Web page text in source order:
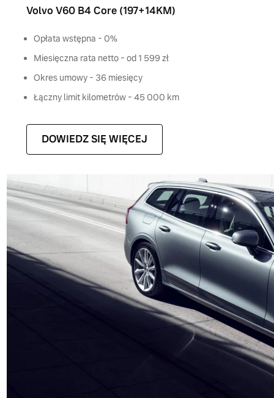
Volvo V60 B4 Core (197+14KM)
Opłata wstępna - 0%
Miesięczna rata netto - od 1 599 zł
Okres umowy - 36 miesięcy
Łączny limit kilometrów - 45 000 km
DOWIEDZ SIĘ WIĘCEJ